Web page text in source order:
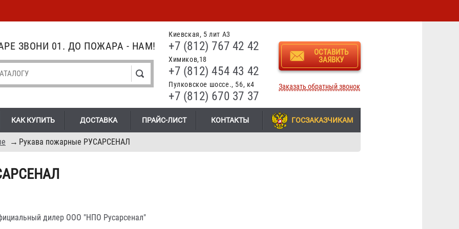
Киевская, 5 лит А3
+7 (812) 767 42 42
Химиков,18
+7 (812) 454 43 42
Пулковское шоссе., 56, к4
+7 (812) 670 37 37
ОСТАВИТЬ
ЗАЯВКУ
Заказать обратный звонок
ЗВОНИ 01. ДО ПОЖАРА - НАМ!
КАК КУПИТЬ ДОСТАВКА ПРАЙС-ЛИСТ КОНТАКТЫ ГОСЗАКАЗЧИКАМ
→ Рукава пожарные РУСАРСЕНАЛ
дилер ООО "НПО Русарсенал"